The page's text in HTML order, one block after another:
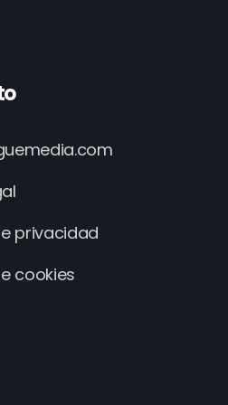
privacidad
cookies